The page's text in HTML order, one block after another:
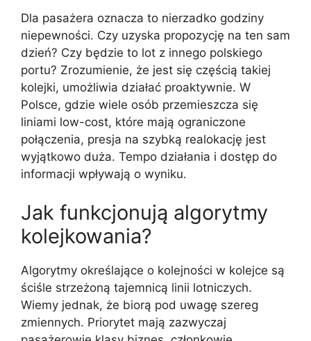
Dla pasażera oznacza to nierzadko godziny
niepewności. Czy uzyska propozycję na ten sam
dzień? Czy będzie to lot z innego polskiego
portu? Zrozumienie, że jest się częścią takiej
kolejki, umożliwia działać proaktywnie. W
Polsce, gdzie wiele osób przemieszcza się
liniami low-cost, które mają ograniczone
połączenia, presja na szybką realokację jest
wyjątkowo duża. Tempo działania i dostęp do
informacji wpływają o wyniku.
Jak funkcjonują algorytmy
kolejkowania?
Algorytmy określające o kolejności w kolejce są
ściśle strzeżoną tajemnicą linii lotniczych.
Wiemy jednak, że biorą pod uwagę szereg
zmiennych. Priorytet mają zazwyczaj